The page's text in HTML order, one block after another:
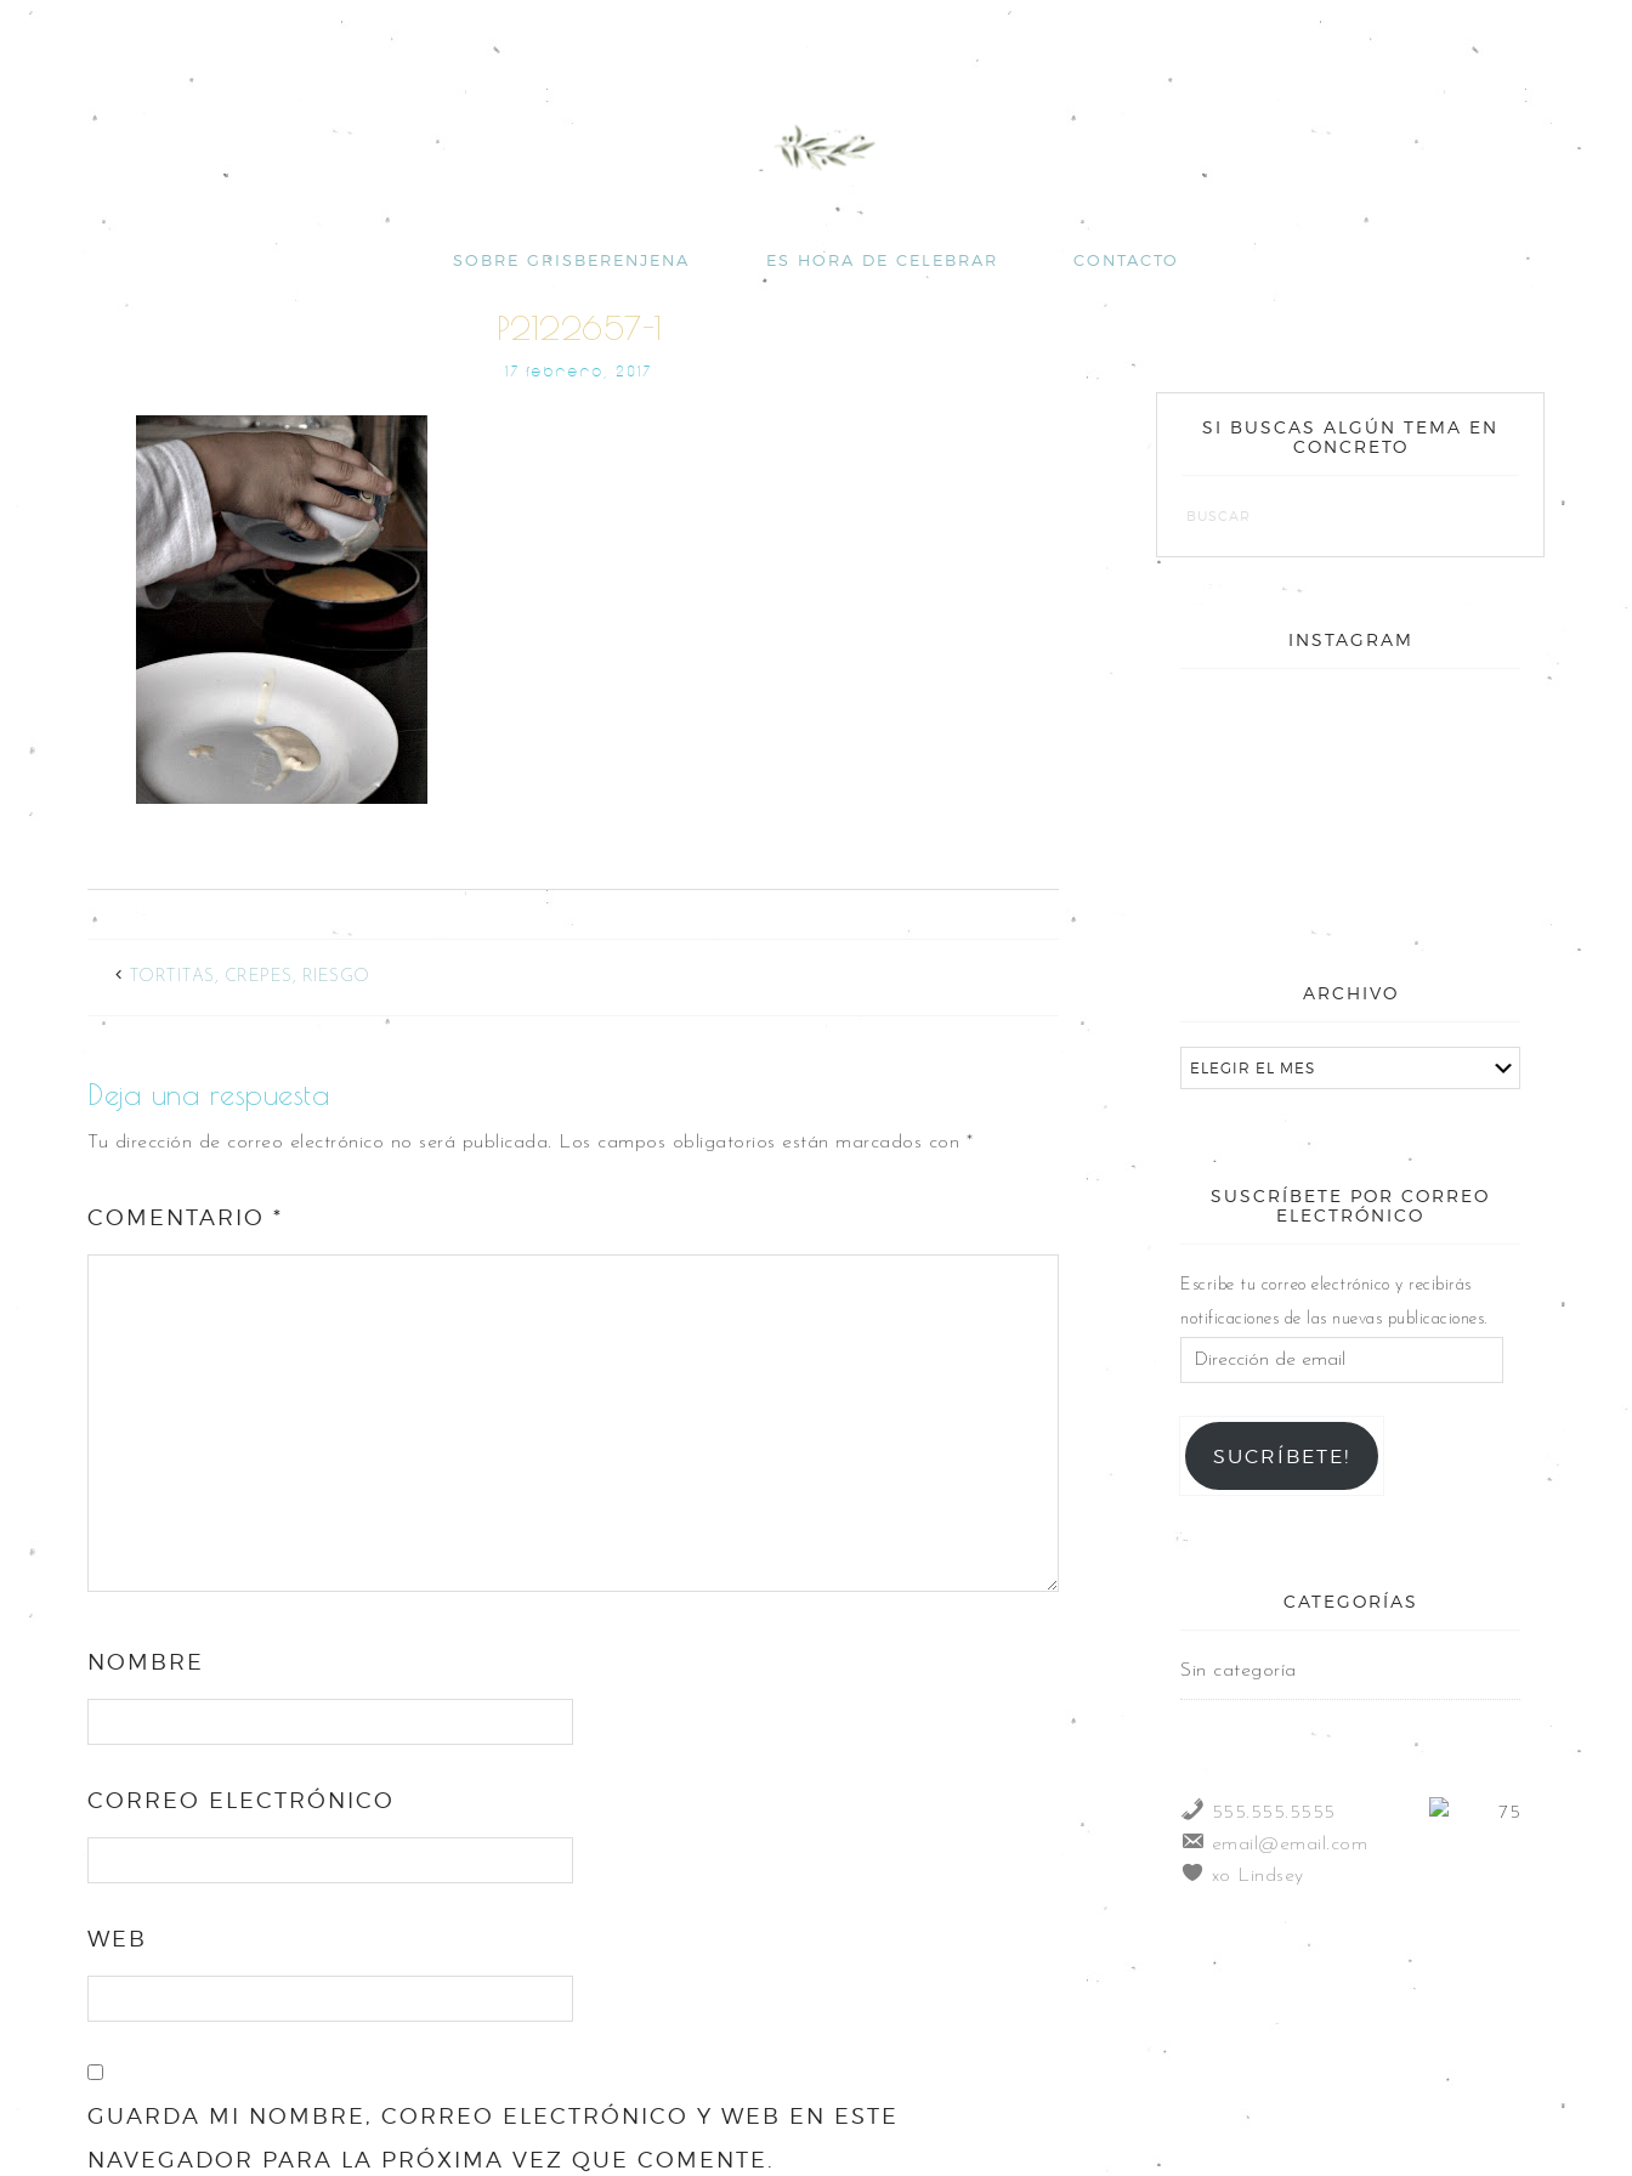
SOBRE GRISBERENJENA ES HORA DE CELEBRAR CONTACTO
P2122657-1
17 FEBRERO, 2017
TORTITAS, CREPES, RIESGO
Deja una respuesta
Tu dirección de correo electrónico no será publicada. Los campos obligatorios están marcados con *
COMENTARIO *
NOMBRE
CORREO ELECTRÓNICO
WEB
GUARDA MI NOMBRE, CORREO ELECTRÓNICO Y WEB EN ESTE
NAVEGADOR PARA LA PRÓXIMA VEZ QUE COMENTE.
SI BUSCAS ALGÚN TEMA EN
CONCRETO
INSTAGRAM
ARCHIVO
SUSCRÍBETE POR CORREO
ELECTRÓNICO
Escribe tu correo electrónico y recibirás
notificaciones de las nuevas publicaciones.
SUCRÍBETE!
CATEGORÍAS
Sin categoría
555.555.5555
email@email.com
xo Lindsey